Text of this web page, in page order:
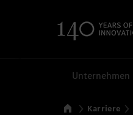
Unternehmen
Startseite
Karriere